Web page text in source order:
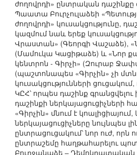
ժողովրդի» ընտրական դաշինքը
Պաատա Բուրչուլաձեի
ժողովրդի» կուսակցությունը,
կազմում նաև երեք
Վրաստան» (Գեորգի Վաշաձե),
(Մամուկա Կացիթաձե) և «Նոր
կենտրոն - Գիրչի» (Զուրաբ
(պաշտոնապես «Գիրչին» չի
կուսակցությունների ցուցակում,
ԿԸՀ՝ որպես դաշինք
դաշինքի ներկայացուցիչների
«Գիրչին» մնում է
ներկայացուցիչները նույնպես
ընտրացուցակում՝ նոր ուժ, որն
ընտրաշեմը հաղթահարելու
Բուրջանաձե – Դեմոկրատական